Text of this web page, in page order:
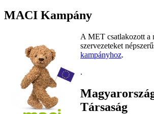
MACI Kampány
A MET csatlakozott a
szervezeteket
kampányhoz.
.
Társaság